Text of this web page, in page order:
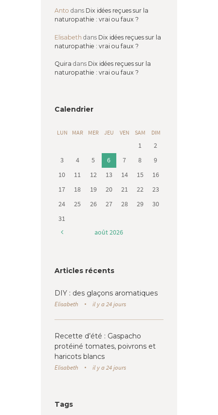
Anto dans Dix idées reçues sur la
naturopathie : vrai ou faux ?
Elisabeth dans Dix idées reçues sur la
naturopathie : vrai ou faux ?
Quira dans Dix idées reçues sur la
naturopathie : vrai ou faux ?
Calendrier
LUN MAR MER JEU VEN SAM DIM
1
2
3
4 5 6 7 8
9
10
11 12 13 14 15
16
17
18 19 20 21 22
23
24
25 26 27 28 29
30
31
août2026
Articles récents
DIY : des glaçons aromatiques
Elisabeth il y a 24 jours
Recette d’été : Gaspacho
protéiné tomates, poivrons et
haricots blancs
Elisabeth il y a 24 jours
Tags